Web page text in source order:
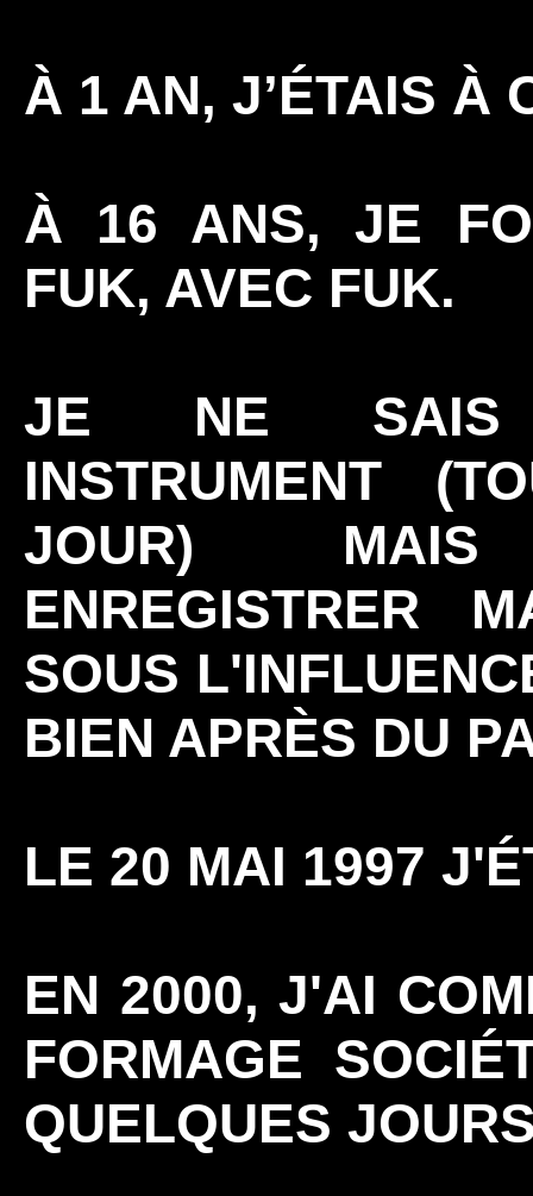
À 1 AN, J’ÉTAIS À
À 16 ANS, JE
FUK, AVEC FUK.
JE NE SAIS
INSTRUMENT
JOUR)
ENREGISTRER
SOUS
BIEN APRÈS DU
LE 20 MAI 1997
EN 2000, J'AI
FORMAGE
QUELQUES